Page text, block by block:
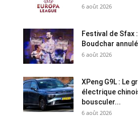
6 août 2026
Festival de Sfax
Boudchar annulé
6 août 2026
XPeng G9L : Le
électrique
bousculer...
6 août 2026